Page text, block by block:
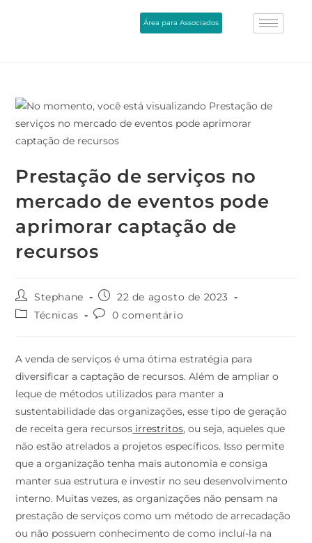
Área para Associados
Prestação de serviços no
mercado de eventos pode
aprimorar captação de
recursos
Stephane
22 de agosto de 2023
Técnicas
0 comentário
A venda de serviços é uma ótima estratégia para
diversificar a captação de recursos. Além de ampliar o
leque de métodos utilizados para manter a
sustentabilidade das organizações, esse tipo de geração
de receita gera recursos irrestritos, ou seja, aqueles que
não estão atrelados a projetos específicos. Isso permite
que a organização tenha mais autonomia e consiga
manter sua estrutura e investir no seu desenvolvimento
interno. Muitas vezes, as organizações não pensam na
prestação de serviços como um método de arrecadação
ou não possuem conhecimento de como incluí-la na